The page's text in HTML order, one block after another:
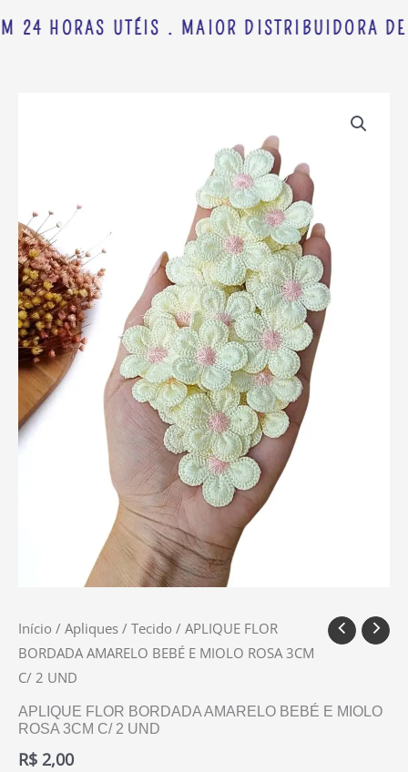
24 HORAS UTÉIS . MAIOR DISTRIBUIDORA
Início / Apliques / Tecido / APLIQUE FLOR
BORDADA AMARELO BEBÉ E MIOLO ROSA 3CM
C/ 2 UND
APLIQUE FLOR BORDADA AMARELO BEBÉ E MIOLO
ROSA 3CM C/ 2 UND
R$ 2,00
BEBÉ
E
MIOLO
ROSA
3CM
C/
2
UND
quantidade